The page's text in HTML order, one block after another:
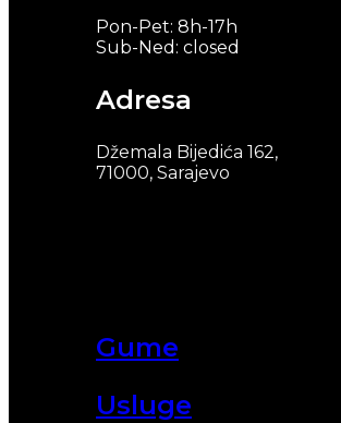
Gume
Usluge
Pon-Pet: 8h-17h
Sub-Ned: closed
Adresa
Džemala Bijedića 162,
71000, Sarajevo